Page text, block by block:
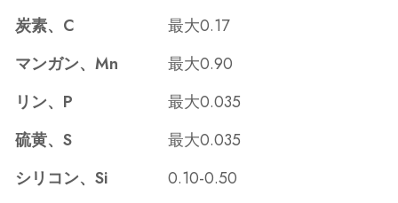
炭素、C
最大0.17
マンガン、Mn
最大0.90
リン、P
最大0.035
硫黄、S
最大0.035
シリコン、Si
0.10-0.50